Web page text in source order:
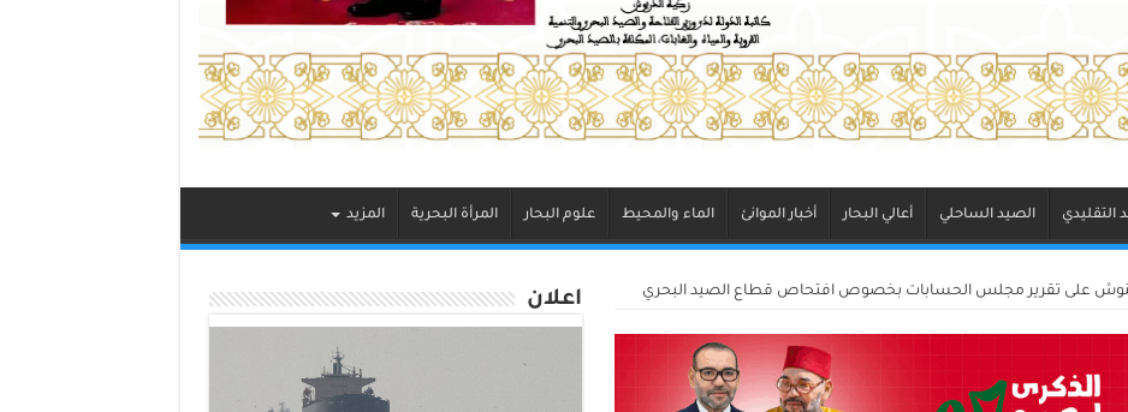
التقليدي الصيد الساحلي أعالي البحار أخبار الموانئ الماء والمحيط علوم البحار المرأة البحرية المزيد
على تقرير مجلس الحسابات بخصوص افتحاص قطاع الصيد البحري اعلان